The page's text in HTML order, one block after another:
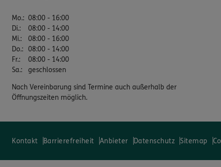
Mo.: 08:00 - 16:00
Di.:
08:00 - 14:00
Mi.:
08:00 - 16:00
Do.: 08:00 - 14:00
Fr.:
08:00 - 14:00
Sa.: geschlossen
Nach Vereinbarung sind Termine auch außerhalb der
Öffnungszeiten möglich.
Kontakt Barrierefreiheit Anbieter Datenschutz Sitemap